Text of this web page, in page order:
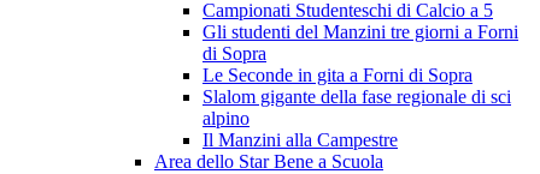
Campionati Studenteschi di Calcio a 5
Gli studenti del Manzini tre giorni a Forni
di Sopra
Le Seconde in gita a Forni di Sopra
Slalom gigante della fase regionale di sci
alpino
Il Manzini alla Campestre
Area dello Star Bene a Scuola